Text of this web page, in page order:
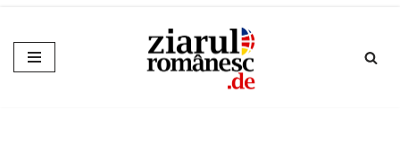
Sari
la